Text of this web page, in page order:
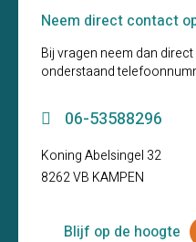
Neem direct contact
Bij vragen neem dan
onderstaand
06-53588296
Koning Abelsingel 32
8262 VB KAMPEN
Blijf op de hoogte